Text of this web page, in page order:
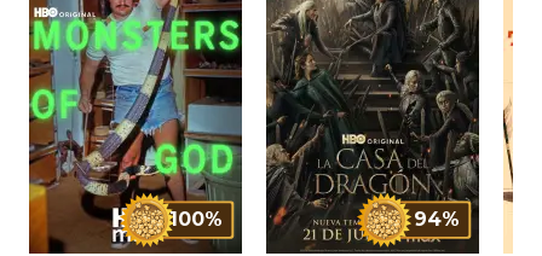
100% 94%